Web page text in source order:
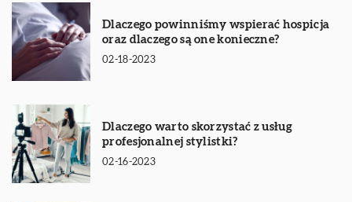
Dlaczego powinniśmy wspierać hospicja
oraz dlaczego są one konieczne?
02-18-2023
Dlaczego warto skorzystać z usług
profesjonalnej stylistki?
02-16-2023